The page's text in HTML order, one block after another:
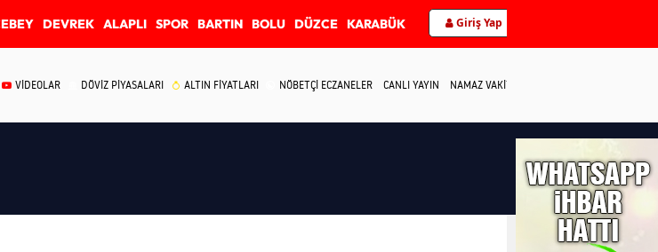
DEVREK ALAPLI SPOR BARTIN BOLU DÜZCE KARABÜK Giriş Yap
VİDEOLAR DÖVİZ PİYASALARI ALTIN FİYATLARI NÖBETÇİ ECZANELER CANLI YAYIN NAMAZ VAKİTLERİ